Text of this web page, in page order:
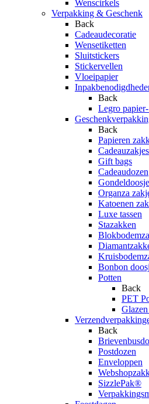
Wenscirkels
Verpakking & Geschenk
Back
Cadeaudecoratie
Wensetiketten
Sluitstickers
Stickervellen
Vloeipapier
Back
Legro
Back
Papieren
Cadeauzakjes
Gift bags
Cadeaudozen
Organza
Katoenen
Luxe tassen
Stazakken
Bonbon
Potten
Back
PET
Back
Postdozen
Enveloppen
SizzlePak®